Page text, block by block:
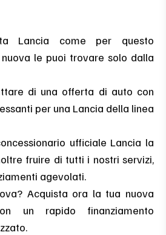
di una offerta di auto con
Lancia della linea
ufficiale Lancia la
agevolati.
Acquista ora la tua nuova
un rapido finanziamento